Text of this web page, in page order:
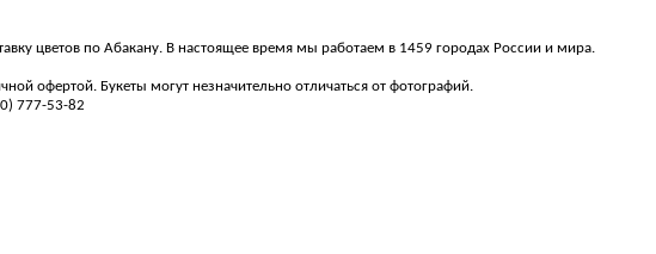
цветов по Абакану. В настоящее время мы работаем в 1459 городах России и мира.
офертой. Букеты могут незначительно отличаться от фотографий.
777-53-82